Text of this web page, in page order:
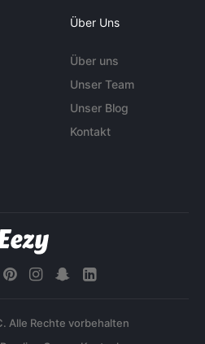
Über Uns
Über uns
Unser Team
Unser Blog
Kontakt
Alle Rechte vorbehalten